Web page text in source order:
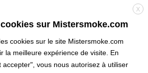
ou par téléphone au 03 20 90 56 55 du
à 17h.
Apple
Bank
Visa
Visa
X
sur Mistersmoke.com
cookies sur le site Mistersmoke.com
la meilleure expérience de visite. En
accepter", vous nous autorisez à utiliser